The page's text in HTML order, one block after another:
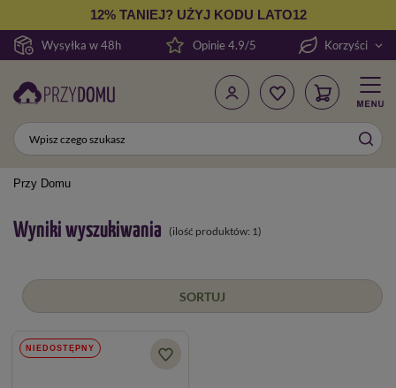
Wysyłka w 48h
12% TANIEJ? UŻYJ KODU LATO12
Opinie 4.9/5 Korzyści
Przy Domu
Wyniki wyszukiwania (ilość produktów: 1)
SORTUJ
NIEDOSTĘPNY